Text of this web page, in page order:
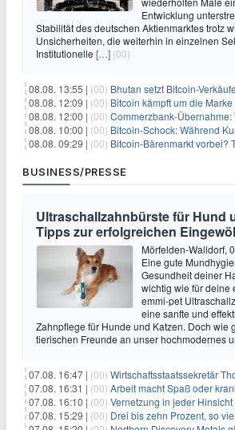
Entwicklung
Stabilität des deutschen Aktienmarktes trotz
Unsicherheiten, die weiterhin in einzelnen
Institutionelle […] (00)
08.08. 13:55 | (00) Bhutan setzt Bitcoin-Verkäufe fort:
08.08. 12:09 | (00) Bitcoin kämpft um die Marke von $65.000, Pi
08.08. 12:00 | (00) Commerzbank-Übernahme: Wie die Deutsche
08.08. 10:00 | (00) Bitcoin-Schock: Während Kurse fallen,
08.08. 09:29 | (00) Bitcoin-Bärenmarkt vorbei? Top-Analysten werden
BUSINESS/PRESSE
Ultraschallzahnbürste für Hund
Tipps zur erfolgreichen
Mörfelden-Walldorf,
Eine gute
Gesundheit deiner
wichtig wie für deine
emmi-pet
eine sanfte und
Zahnpflege für Hunde und Katzen. Doch wie
tierischen Freunde an unser hochmodernes
07.08. 16:47 | (00) Wirtschaftsstaatssekretär Thomas Dörflinger besucht
07.08. 16:31 | (00) Arbeit macht Spaß oder
07.08. 16:10 | (00) Vernetzung in jeder Hinsicht – Die
07.08. 15:29 | (00) Drei bis zehn Prozent, so viel Strom